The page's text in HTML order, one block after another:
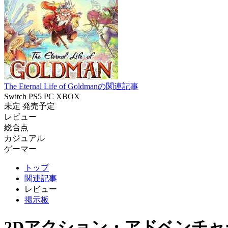
The Eternal Life of Goldmanの関連記事
Switch PS5 PC XBOX
未定 発売予定
レビュー
総合点
カジュアル
ゲーマー
トップ
関連記事
レビュー
掲示板